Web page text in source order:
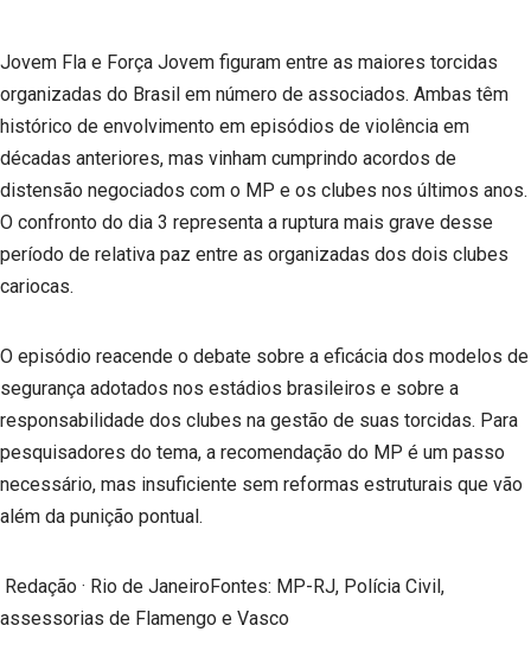
Jovem Fla e Força Jovem figuram entre as maiores torcidas
organizadas do Brasil em número de associados. Ambas têm
histórico de envolvimento em episódios de violência em
décadas anteriores, mas vinham cumprindo acordos de
distensão negociados com o MP e os clubes nos últimos anos.
O confronto do dia 3 representa a ruptura mais grave desse
período de relativa paz entre as organizadas dos dois clubes
cariocas.
O episódio reacende o debate sobre a eficácia dos modelos de
segurança adotados nos estádios brasileiros e sobre a
responsabilidade dos clubes na gestão de suas torcidas. Para
pesquisadores do tema, a recomendação do MP é um passo
necessário, mas insuficiente sem reformas estruturais que vão
além da punição pontual.
Redação · Rio de JaneiroFontes: MP-RJ, Polícia Civil,
assessorias de Flamengo e Vasco